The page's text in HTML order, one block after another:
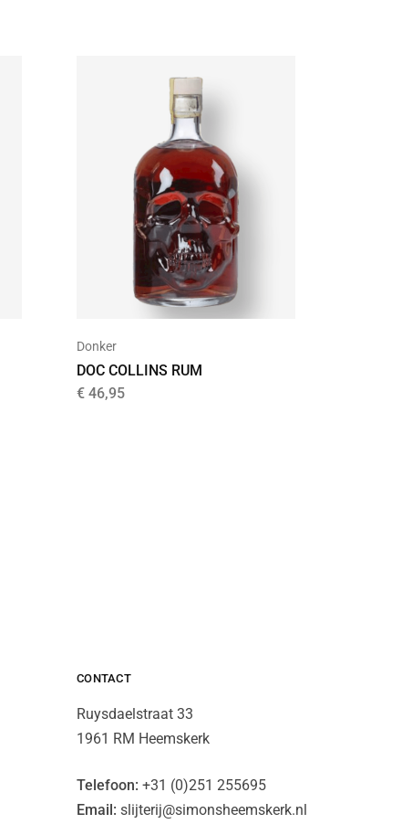
Donker
DOC COLLINS RUM
€ 46,95
CONTACT
Ruysdaelstraat 33
1961 RM Heemskerk
Telefoon: +31 (0)251 255695
Email: slijterij@simonsheemskerk.nl